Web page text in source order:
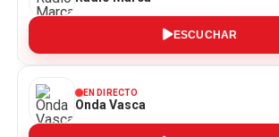
ESCUCHAR
EN DIRECTO
Onda Vasca